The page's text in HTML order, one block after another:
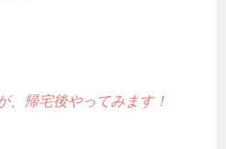
、帰宅後やってみます！